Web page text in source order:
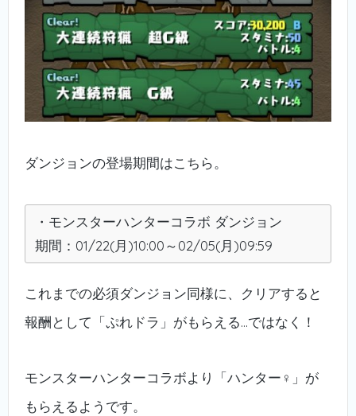
ダンジョンの登場期間はこちら。
・モンスターハンターコラボ ダンジョン
期間：01/22(月)10:00～02/05(月)09:59
これまでの必須ダンジョン同様に、クリアすると
報酬として「ぷれドラ」がもらえる…ではなく！
モンスターハンターコラボより「ハンター♀」が
もらえるようです。